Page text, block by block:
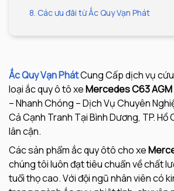
8. Các ưu đãi từ Ắc Quy Vạn Phát
Ắc Quy Vạn PhátCung Cấp dịch vụ
loại ắc quy ô tô xeMercedes C63
– Nhanh Chóng – Dịch Vụ Chuyên
Cả Cạnh Tranh Tại Bình Dương, TP. Hồ
lân cận.
Các sản phẩm ắc quy ôtô cho xe
chúng tôi luôn đạt tiêu chuẩn về chất
tuổi thọ cao. Với đội ngũ nhân viên có